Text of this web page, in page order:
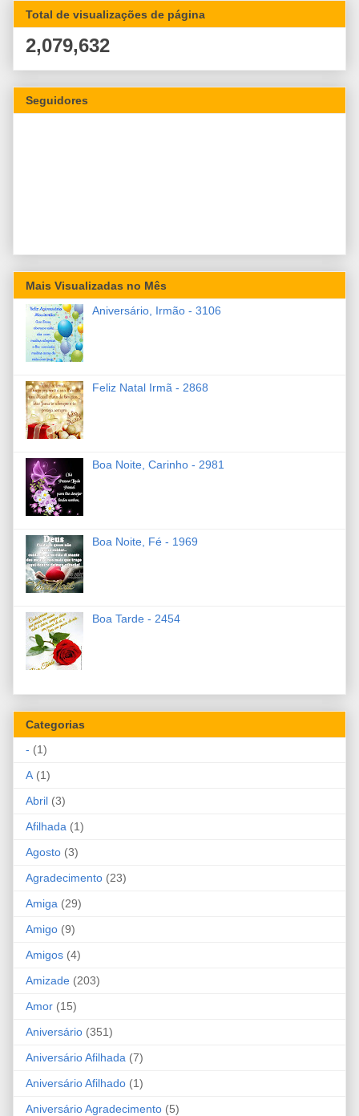
Total de visualizações de página
2,079,632
Seguidores
Mais Visualizadas no Mês
Aniversário, Irmão - 3106
Feliz Natal Irmã - 2868
Boa Noite, Carinho - 2981
Boa Noite, Fé - 1969
Boa Tarde - 2454
Categorias
- (1)
A (1)
Abril (3)
Afilhada (1)
Agosto (3)
Agradecimento (23)
Amiga (29)
Amigo (9)
Amigos (4)
Amizade (203)
Amor (15)
Aniversário (351)
Aniversário Afilhada (7)
Aniversário Afilhado (1)
Aniversário Agradecimento (5)